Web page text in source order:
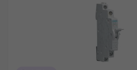
オフ状態に応じて、別の回路を制御
補助接点の主な機能は、状態表示、
機能の実現です。例えば、マグネッ
いると、大型モーターの運転状況を